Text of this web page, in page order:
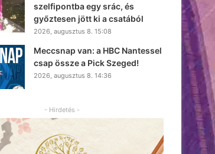
szelfipontba egy srác, és
győztesen jött ki a csatából
2026, augusztus 8. 15:08
Meccsnap van: a HBC Nantessel
csap össze a Pick Szeged!
2026, augusztus 8. 14:36
- Hirdetés -